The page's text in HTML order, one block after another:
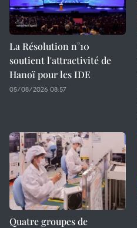
La Résolution n°10
soutient l'attractivité de
Hanoï pour les IDE
05/08/2026 08:57
Quatre groupes de